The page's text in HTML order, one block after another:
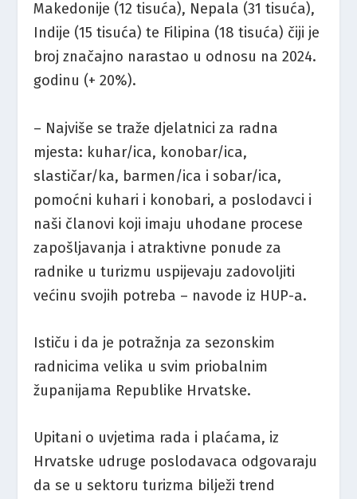
Makedonije (12 tisuća), Nepala (31 tisuća),
Indije (15 tisuća) te Filipina (18 tisuća) čiji je
broj značajno narastao u odnosu na 2024.
godinu (+ 20%).
– Najviše se traže djelatnici za radna
mjesta: kuhar/ica, konobar/ica,
slastičar/ka, barmen/ica i sobar/ica,
pomoćni kuhari i konobari, a poslodavci i
naši članovi koji imaju uhodane procese
zapošljavanja i atraktivne ponude za
radnike u turizmu uspijevaju zadovoljiti
većinu svojih potreba – navode iz HUP-a.
Ističu i da je potražnja za sezonskim
radnicima velika u svim priobalnim
županijama Republike Hrvatske.
Upitani o uvjetima rada i plaćama, iz
Hrvatske udruge poslodavaca odgovaraju
da se u sektoru turizma bilježi trend